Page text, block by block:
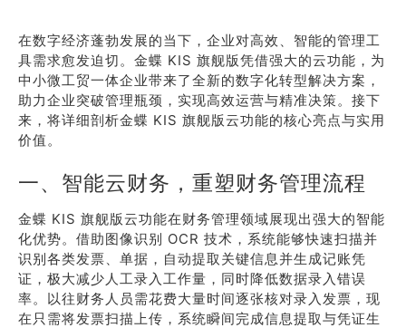
在数字经济蓬勃发展的当下，企业对高效、智能的管理工
具需求愈发迫切。金蝶 KIS 旗舰版凭借强大的云功能，为
中小微工贸一体企业带来了全新的数字化转型解决方案，
助力企业突破管理瓶颈，实现高效运营与精准决策。接下
来，将详细剖析金蝶 KIS 旗舰版云功能的核心亮点与实用
价值。
一、智能云财务，重塑财务管理流程
金蝶 KIS 旗舰版云功能在财务管理领域展现出强大的智能
化优势。借助图像识别 OCR 技术，系统能够快速扫描并
识别各类发票、单据，自动提取关键信息并生成记账凭
证，极大减少人工录入工作量，同时降低数据录入错误
率。以往财务人员需花费大量时间逐张核对录入发票，现
在只需将发票扫描上传，系统瞬间完成信息提取与凭证生